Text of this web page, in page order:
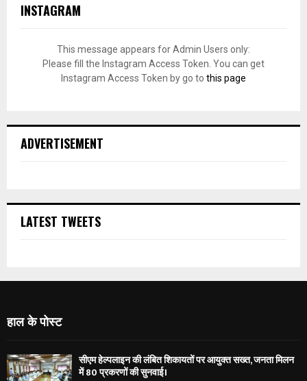
INSTAGRAM
This message appears for Admin Users only:
Please fill the Instagram Access Token. You can get
Instagram Access Token by go to this page
ADVERTISEMENT
LATEST TWEETS
हाल के पोस्ट
सीएम हेल्पलाइन की लंबित शिकायतों पर आयुक्त सख्त, जनता मिलन
में 80 प्रकरणों की सुनवाई।